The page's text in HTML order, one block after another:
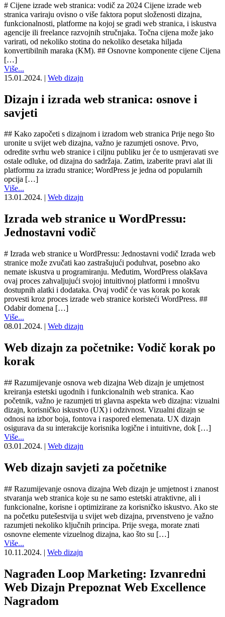
# Cijene izrade web stranica: vodič za 2024 Cijene izrade web
stranica variraju ovisno o više faktora poput složenosti dizajna,
funkcionalnosti, platforme na kojoj se gradi web stranica, i iskustva
agencije ili freelance razvojnih stručnjaka. Točna cijena može jako
varirati, od nekoliko stotina do nekoliko desetaka hiljada
konvertibilnih maraka (KM). ## Osnovne komponente cijene Cijena
[…]
Više...
15.01.2024. | Web dizajn
Dizajn i izrada web stranica: osnove i
savjeti
## Kako započeti s dizajnom i izradom web stranica Prije nego što
uronite u svijet web dizajna, važno je razumjeti osnove. Prvo,
odredite svrhu web stranice i ciljnu publiku jer će to usmjeravati sve
ostale odluke, od dizajna do sadržaja. Zatim, izaberite pravi alat ili
platformu za izradu stranice; WordPress je jedna od popularnih
opcija […]
Više...
13.01.2024. | Web dizajn
Izrada web stranice u WordPressu:
Jednostavni vodič
# Izrada web stranice u WordPressu: Jednostavni vodič Izrada web
stranice može zvučati kao zastrašujući poduhvat, posebno ako
nemate iskustva u programiranju. Međutim, WordPress olakšava
ovaj proces zahvaljujući svojoj intuitivnoj platformi i mnoštvu
dostupnih alatki i dodataka. Ovaj vodič će vas korak po korak
provesti kroz proces izrade web stranice koristeći WordPress. ##
Odabir domena […]
Više...
08.01.2024. | Web dizajn
Web dizajn za početnike: Vodič korak po
korak
## Razumijevanje osnova web dizajna Web dizajn je umjetnost
kreiranja estetski ugodnih i funkcionalnih web stranica. Kao
početnik, važno je razumjeti tri glavna aspekta web dizajna: vizualni
dizajn, korisničko iskustvo (UX) i odzivnost. Vizualni dizajn se
odnosi na izbor boja, fontova i raspored elemenata. UX dizajn
osigurava da su interakcije korisnika logične i intuitivne, dok […]
Više...
03.01.2024. | Web dizajn
Web dizajn savjeti za početnike
## Razumijevanje osnova dizajna Web dizajn je umjetnost i znanost
stvaranja web stranica koje su ne samo estetski atraktivne, ali i
funkcionalne, korisne i optimizirane za korisničko iskustvo. Ako ste
na početku putešestvija u svijet web dizajna, prvenstveno je važno
razumjeti nekoliko ključnih principa. Prije svega, morate znati
osnovne elemente vizuelnog dizajna, kao što su […]
Više...
10.11.2024. | Web dizajn
Nagrađen Loop Marketing: Izvanredni
Web Dizajn Prepoznat Web Excellence
Nagradom